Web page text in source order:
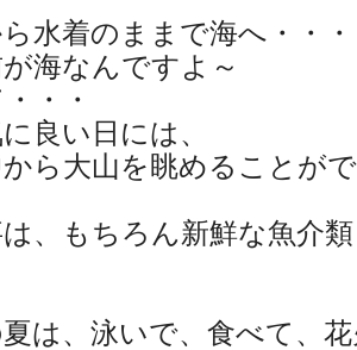
水着のままで海へ・・・
が海なんですよ～
・・
良い日には、
ら大山を眺めることが
、もちろん新鮮な魚介
は、泳いで、食べて、